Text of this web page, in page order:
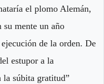
el plomo Alemán,
su mente un año
de la orden. De
estupor a la
la súbita gratitud”